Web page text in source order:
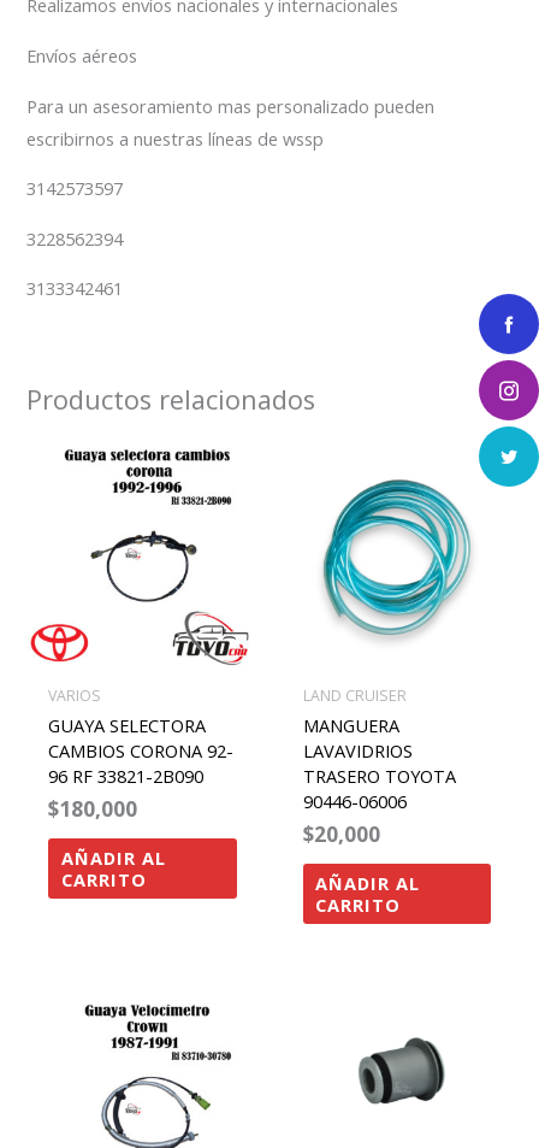
Realizamos envíos nacionales y internacionales
Envíos aéreos
Para un asesoramiento mas personalizado pueden
escribirnos a nuestras líneas de wssp
3142573597
3228562394
3133342461
Productos relacionados
VARIOS
GUAYA SELECTORA
CAMBIOS CORONA 92-
96 RF 33821-2B090
$180,000
AÑADIR AL
CARRITO
LAND CRUISER
MANGUERA
LAVAVIDRIOS
TRASERO TOYOTA
90446-06006
$20,000
AÑADIR AL
CARRITO